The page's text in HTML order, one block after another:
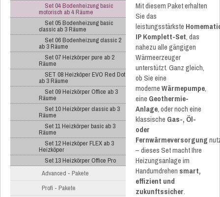
Set 04 Bodenheizung basic
motorisch ab 4 Räume
Set 05 Bodenheizung basic
classic ab 3 Räume
Set 06 Bodenheizung classic 2
ab 3 Räume
Set 07 Heizkörper pure ab 2
Räume
SET 08 Heizköper EVO Red Dot
ab 3 Räume
Set 09 Heizkörper Office ab 3
Räume
Set 10 Heizkörper classic ab 3
Räume
Set 11 Heizkörper basic ab 3
Räume
Set 12 Heizköper FLEX ab 3
Heizköper
Set 13 Heizkörper Office Pro
Advanced - Pakete
Profi - Pakete
Mit diesem Paket erhalten
Sie das
leistungsstärkste
IP Komplett-Set, das
nahezu alle gängigen
Wärmeerzeuger
unterstützt. Ganz gleich,
ob Sie eine
moderneWärmepumpe,
eine Geothermie-
Anlage, oder noch eine
klassische Gas-, Öl-
oder
Fernwärmeversorgung
– dieses Set macht Ihre
Heizungsanlage im
Handumdrehen smart,
effizient und
zukunftssicher.